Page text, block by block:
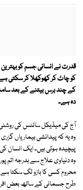
قدرت نے انسانی جسم کو
کو چاٹ کر کھوکھلا کر سکتی
کے چند برس بیتنے کے بعد
دہ ہے۔
آج کی میڈیکل سائنس کی
وہ یہ کہ پیدائشی بیماریاں
پیچیدہ ہوتی ہیں۔ ایک انسان
وہ دنیاوی علاج سے بدرجہ اتم
محروم کسی کا بازو لگ سکتا
طرح جسمانی کے ساتھ بعض